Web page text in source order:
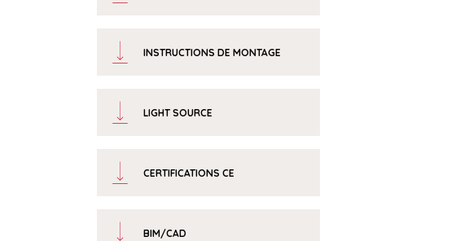
INSTRUCTIONS DE MONTAGE
LIGHT SOURCE
CERTIFICATIONS CE
BIM/CAD